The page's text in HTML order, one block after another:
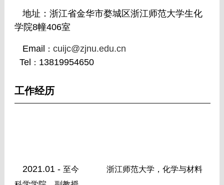
地址：浙江省金华市婺城区浙江师范大学生化
学院8幢406室
Email ： cuijc@zjnu.edu.cn
Tel
： 13819954650
工作经历
2021.01 - 至今
浙江师范大学，化学与材料